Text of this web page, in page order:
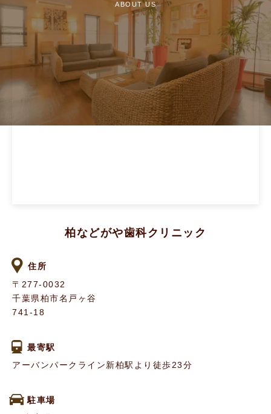
ABOUT US
柏などがや歯科クリニック
住所
〒277-0032
千葉県柏市名戸ヶ谷
741-18
最寄駅
アーバンパークライン新柏駅より徒歩23分
駐車場